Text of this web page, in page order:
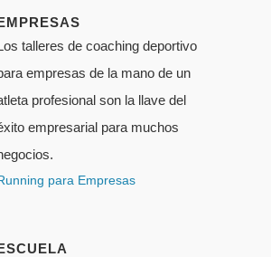
talleres de coaching deportivo
empresas de la mano de un
profesional son la llave del
empresarial para muchos
para Empresas